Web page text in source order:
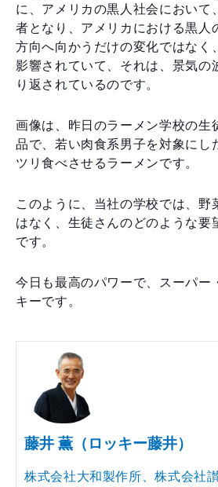
に、アメリカの黒人社会において
者となり、アメリカにおける黒人
方向へ向かうだけの変化ではなく
影響されていて、それは、景気の
り返されているのです。
画像は、昨日のラーメン学校の生
品で、若い肉食系男子を対象にし
ツリ食べさせるラーメンです。
このように、当社の学校では、野
はなく、生徒さんのどのような要
です。
今日も最高のパワーで、スーパー
キーです。
藤井 薫（ロッキー藤井）
株式会社大和製作所、株式会社